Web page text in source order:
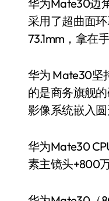
华为Mate30边
采用了超曲面
73.1mm，拿在
华为 Mate30坚
的是商务旗舰
影像系统嵌入
华为Mate30
素主镜头+800